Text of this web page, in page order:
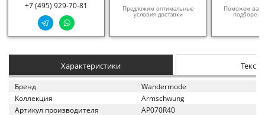
+7 (495) 929-70-81 Предложим оптимальные
условия доставки
Поможем вам
подборе
Характеристики
Бренд
Wandermode
Коллекция
Armschwung
Артикул производителя
AP070R40